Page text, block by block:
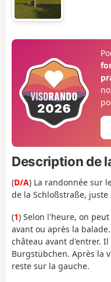
Description de
(D/A) La randonnée sur
de la Schloßstraße, juste
(1) Selon l'heure, on
avant ou après la
château avant d'entrer.
Burgstübchen. Après la
reste sur la gauche.